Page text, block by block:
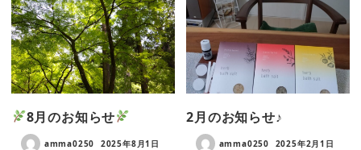
8月のお知らせ
amma0250 2025年8月1日
2月のお知らせ♪
amma0250 2025年2月1日